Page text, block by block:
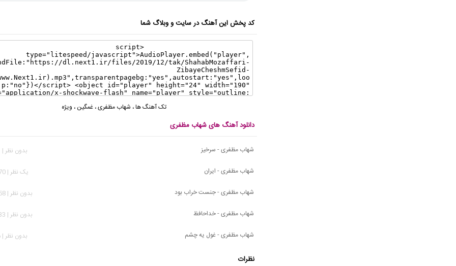
کد پخش این آهنگ در سایت و وبلاگ شما
تک آهنگ ها، شهاب مظفری، غمگین ، ویژه
دانلود آهنگ های شهاب مظفری
شهاب مظفری - سرخیز
بدون نظر | 601 بازدید
شهاب مظفری - ایران
يک نظر | 1,370 بازدید
شهاب مظفری - جنست خراب بود
بدون نظر | 2,858 بازدید
شهاب مظفری - خداحافظ
بدون نظر | 1,933 بازدید
شهاب مظفری - غول یه چشم
بدون نظر | 926 بازدید
نظرات